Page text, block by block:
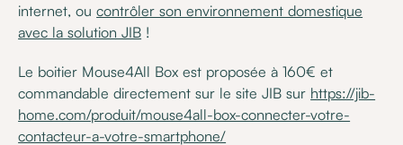
internet, oucontrôler son environnement domestique
avec la solution JIB !
Le boitier Mouse4All Box est proposée à 160€ et
commandable directement sur le site JIB sur https://jib-
home.com/produit/mouse4all-box-connecter-votre-
contacteur-a-votre-smartphone/